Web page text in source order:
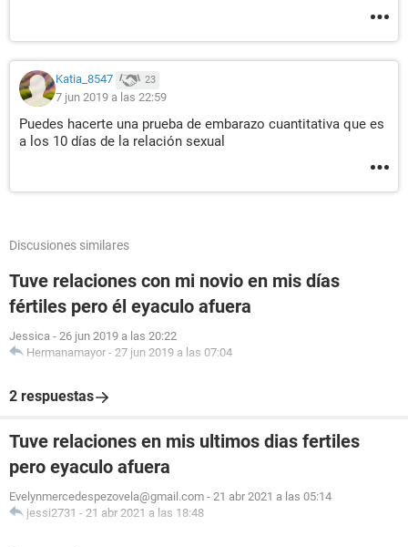
Katia_8547 23
7 jun 2019 a las 22:59
Puedes hacerte una prueba de embarazo cuantitativa que es
a los 10 días de la relación sexual
Discusiones similares
Tuve relaciones con mi novio en mis días
fértiles pero él eyaculo afuera
Jessica - 26 jun 2019 a las 20:22
Hermanamayor - 27 jun 2019 a las 07:04
2 respuestas
Tuve relaciones en mis ultimos dias fertiles
pero eyaculo afuera
Evelynmercedespezovela@gmail.com - 21 abr 2021 a las 05:14
jessi2731 - 21 abr 2021 a las 18:48